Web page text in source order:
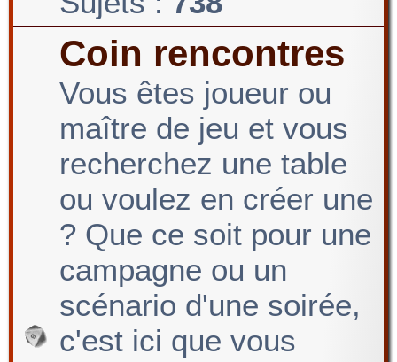
e
Coin rencontres
Vous êtes joueur ou
maître de jeu et vous
recherchez une table
ou voulez en créer une
? Que ce soit pour une
campagne ou un
scénario d'une soirée,
c'est ici que vous